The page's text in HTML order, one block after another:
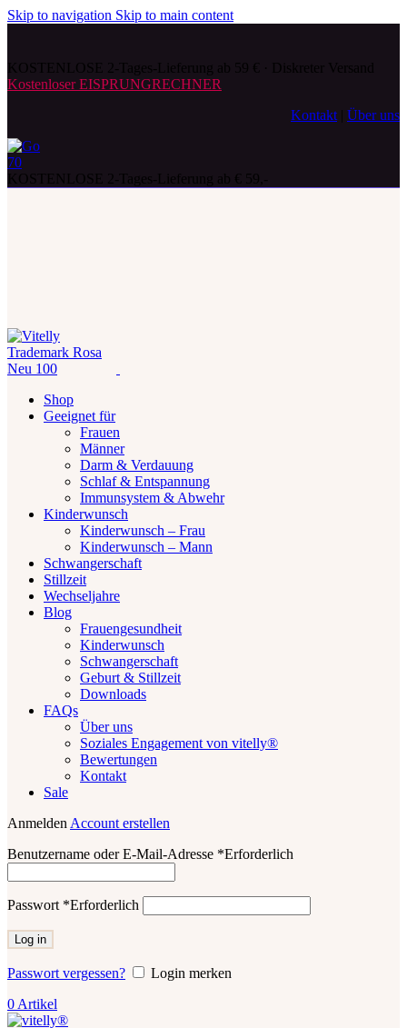
Skip to navigation Skip to main content
Kostenloser EISPRUNGRECHNER
Kontakt
Über uns
Shop
Geeignet für
Frauen
Männer
Darm & Verdauung
Schlaf & Entspannung
Immunsystem & Abwehr
Kinderwunsch
Kinderwunsch – Frau
Kinderwunsch – Mann
Schwangerschaft
Stillzeit
Wechseljahre
Blog
Frauengesundheit
Kinderwunsch
Schwangerschaft
Geburt & Stillzeit
Downloads
FAQs
Über uns
Soziales Engagement von vitelly®
Bewertungen
Kontakt
Sale
Anmelden Account erstellen
Benutzername oder E-Mail-Adresse *Erforderlich
Passwort *Erforderlich
Log in
Passwort vergessen?
Login merken
0 Artikel